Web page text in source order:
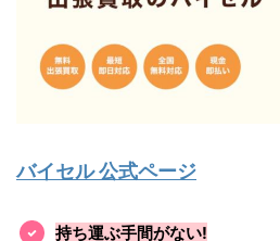
バイセル 公式ページ
持ち運ぶ手間がない!